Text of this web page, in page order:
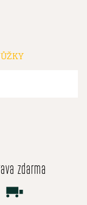
zdarma